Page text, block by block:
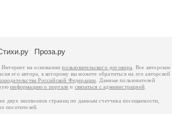
Проза.ру
Интернет на основаниипользовательского договора
. Все авторские
его автора, к которому вы можете обратиться на его авторской
Российской Федерации . Данные пользователей
информацию о портале и связаться с администрацией
двух миллионов страниц по данным счетчика посещаемости,
посетителей.